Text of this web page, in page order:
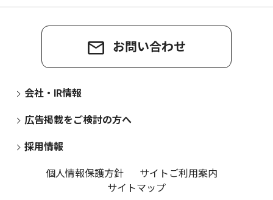
お問い合わせ
会社・IR情報
広告掲載をご検討の方へ
採用情報
個人情報保護方針
サイトご利用案内
サイトマップ